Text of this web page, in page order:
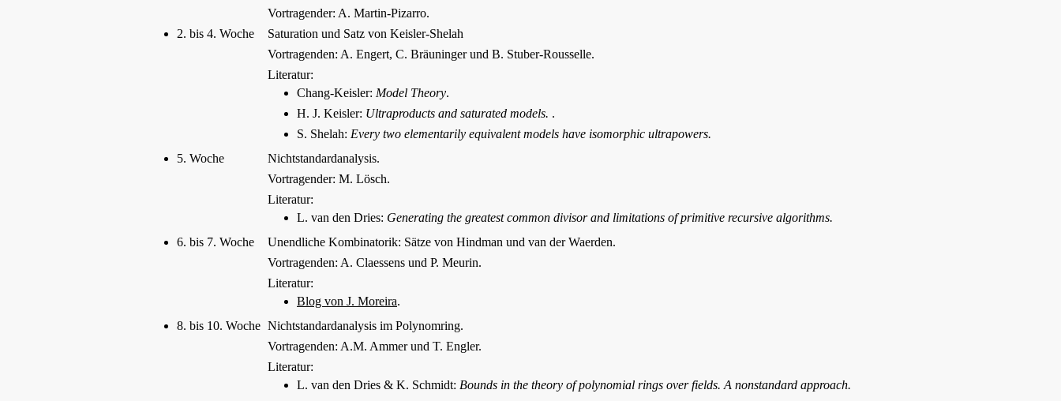
Vortragender: A. Martin-Pizarro.
2. bis 4. Woche
Saturation und Satz von Keisler-Shelah
Vortragenden: A. Engert, C. Bräuninger und B. Stuber-Rousselle.
Literatur:
Chang-Keisler: Model Theory.
H. J. Keisler: Ultraproducts and saturated models. .
S. Shelah: Every two elementarily equivalent models have isomorphic ultrapowers.
5. Woche
Nichtstandardanalysis.
Vortragender: M. Lösch.
Literatur:
L. van den Dries: Generating the greatest common divisor and limitations of primitive recursive algorithms.
6. bis 7. Woche
Unendliche Kombinatorik: Sätze von Hindman und van der Waerden.
Vortragenden: A. Claessens und P. Meurin.
Literatur:
Blog von J. Moreira.
8. bis 10. Woche Nichtstandardanalysis im Polynomring.
Vortragenden: A.M. Ammer und T. Engler.
Literatur:
L. van den Dries & K. Schmidt: Bounds in the theory of polynomial rings over fields. A nonstandard approach.